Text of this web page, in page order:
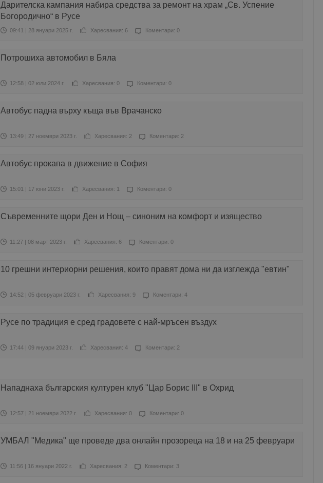
Дарителска кампания набира средства за ремонт на храм „Св. Успение
Богородично“ в Русе
09:41 | 28 януари 2025 г. Харесвания: 6 Коментари: 0
Потрошиха автомобил в Бяла
12:58 | 02 юли 2024 г. Харесвания: 0 Коментари: 0
Автобус падна върху къща във Врачанско
13:49 | 27 ноември 2023 г. Харесвания: 2 Коментари: 2
Автобус прокапа в движение в София
15:01 | 17 юни 2023 г. Харесвания: 1 Коментари: 0
Съвременните щори Ден и Нощ – синоним на комфорт и изящество
11:27 | 08 март 2023 г. Харесвания: 6 Коментари: 0
10 грешни интериорни решения, които правят дома ни да изглежда "евтин"
14:52 | 05 февруари 2023 г. Харесвания: 9 Коментари: 4
Русе по традиция е сред градовете с най-мръсен въздух
17:44 | 09 януари 2023 г. Харесвания: 4 Коментари: 2
Нападнаха българския културен клуб "Цар Борис III" в Охрид
12:57 | 21 ноември 2022 г. Харесвания: 0 Коментари: 0
УМБАЛ "Медика" ще проведе два онлайн прозореца на 18 и на 25 февруари
11:56 | 16 януари 2022 г. Харесвания: 2 Коментари: 3